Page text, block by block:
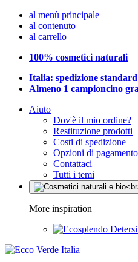
al menù principale
al contenuto
al carrello
100% cosmetici naturali
Italia: spedizione
Almeno 1 campioncino
Aiuto
Dov'è il mio ordine?
Restituzione prodotti
Costi di spedizione
Opzioni di pagamento
Contattaci
Tutti i temi
More inspiration